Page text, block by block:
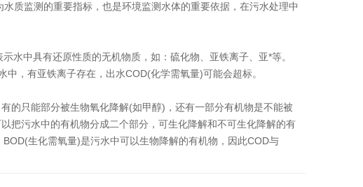
质监测的重要指标，也是环境监测水体的重要依据，在污水处理中
中具有还原性质的无机物质，如：硫化物、亚铁离子、亚*等。
，有亚铁离子存在，出水COD(化学需氧量)可能会超标。
只能部分被生物氧化降解(如甲醇)，还有一部分有机物是不能被
把污水中的有机物分成二个部分，可生化降解和不可生化降解的有
生化需氧量)是污水中可以生物降解的有机物，因此COD与